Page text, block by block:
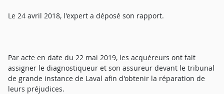
Le 24 avril 2018, l'expert a déposé son rapport.
Par acte en date du 22 mai 2019, les acquéreurs ont fait
assigner le diagnostiqueur et son assureur devant le tribunal
de grande instance de Laval afin d'obtenir la réparation de
leurs préjudices.